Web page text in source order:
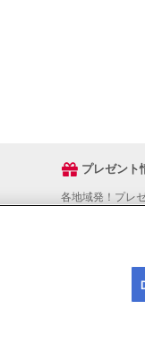
プレゼント
各地域発！プレ